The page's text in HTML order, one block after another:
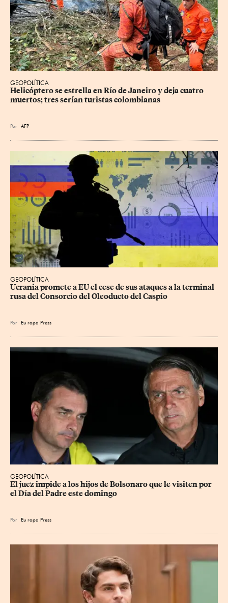
GEOPOLÍTICA
Helicóptero se estrella en Río de Janeiro y deja cuatro
muertos; tres serían turistas colombianas
Por AFP
GEOPOLÍTICA
Ucrania promete a EU el cese de sus ataques a la terminal
rusa del Consorcio del Oleoducto del Caspio
Por Eu ropa Press
GEOPOLÍTICA
El juez impide a los hijos de Bolsonaro que le visiten por
el Día del Padre este domingo
Por Eu ropa Press